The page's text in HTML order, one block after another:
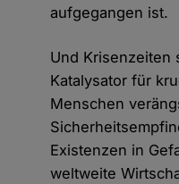
aufgegangen ist.
Und Krisenzeiten
Katalysator für
Menschen
Existenzen in
weltweite